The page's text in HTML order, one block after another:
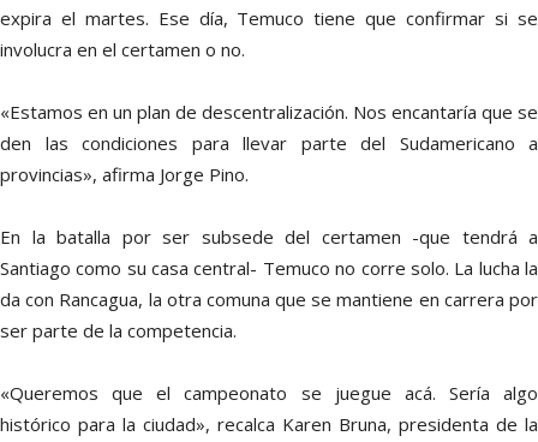
expira el martes. Ese día, Temuco tiene que confirmar si se
involucra en el certamen o no.
«Estamos en un plan de descentralización. Nos encantaría que se
den las condiciones para llevar parte del Sudamericano a
provincias», afirma Jorge Pino.
En la batalla por ser subsede del certamen -que tendrá a
Santiago como su casa central- Temuco no corre solo. La lucha la
da con Rancagua, la otra comuna que se mantiene en carrera por
ser parte de la competencia.
«Queremos que el campeonato se juegue acá. Sería algo
histórico para la ciudad», recalca Karen Bruna, presidenta de la